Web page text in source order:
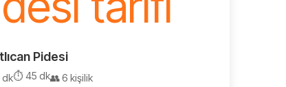
Pidesi
dk⏱️ 45 dk👥 6 kişilik